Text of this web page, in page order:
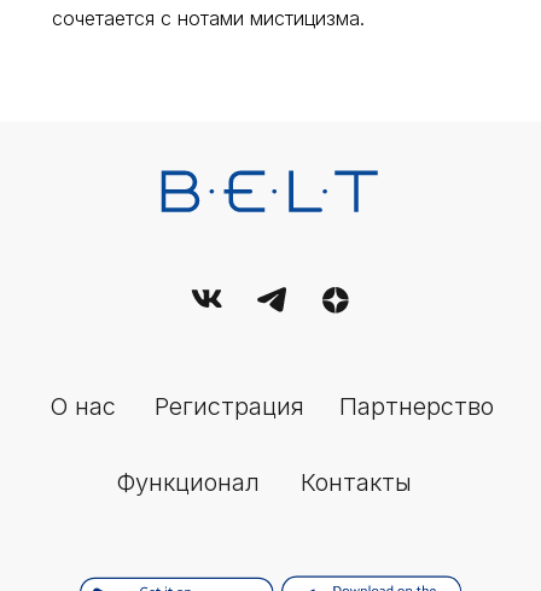
сочетается с нотами мистицизма.
По всем вопросам:
Политика обработки персональных данных
Пользовательское соглашение
Настоящее издание зарегистрировано в качестве средства